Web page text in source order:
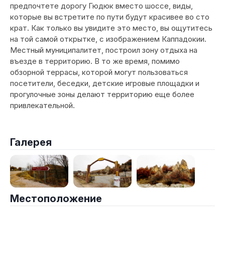
предпочтете дорогу Гюдюк вместо шоссе, виды,
которые вы встретите по пути будут красивее во сто
крат. Как только вы увидите это место, вы ощутитесь
на той самой открытке, с изображением Каппадокии.
Местный муниципалитет, построил зону отдыха на
въезде в территорию. В то же время, помимо
обзорной террасы, которой могут пользоваться
посетители, беседки, детские игровые площадки и
прогулочные зоны делают территорию еще более
привлекательной.
Галерея
Местоположение